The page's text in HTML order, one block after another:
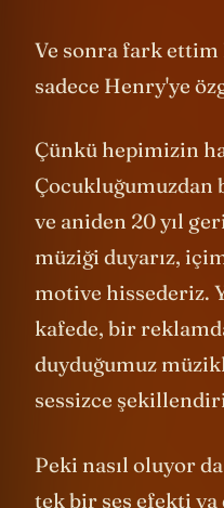
Ve sonra fark ettim
sadece Henry'ye
Çünkü hepimizin
Çocukluğumuzdan
ve aniden 20 yıl
müziği duyarız,
motive hissederiz.
kafede, bir
duyduğumuz
sessizce
Peki nasıl oluyor
tek bir ses efekti